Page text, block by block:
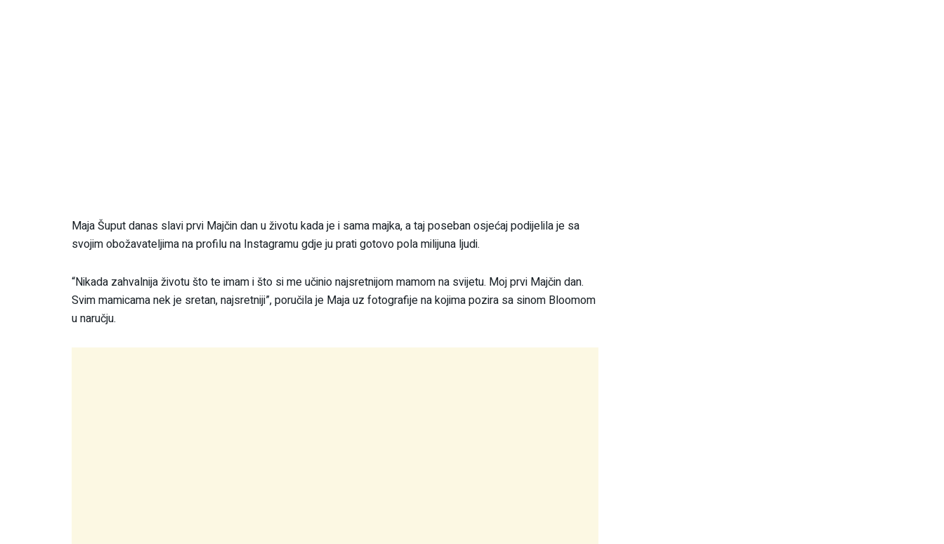
Maja Šuput danas slavi prvi Majčin dan u životu kada je i sama majka, a taj poseban osjećaj podijelila je sa
svojim obožavateljima na profilu na Instagramu gdje ju prati gotovo pola milijuna ljudi.
“Nikada zahvalnija životu što te imam i što si me učinio najsretnijom mamom na svijetu. Moj prvi Majčin dan.
Svim mamicama nek je sretan, najsretniji”, poručila je Maja uz fotografije na kojima pozira sa sinom Bloomom
u naručju.